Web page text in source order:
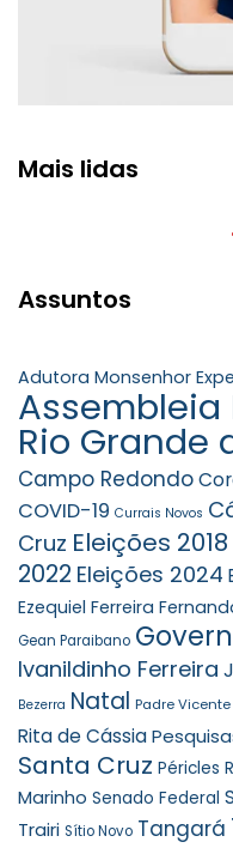
Mais lidas
Assuntos
Adutora Monsenhor
Rio Grande
Campo Redondo
COVID-19 Currais Novos
Cruz Eleições 2018
2022 Eleições 2024
Ezequiel Ferreira
Gean Paraibano
Ivanildinho Ferreira
Bezerra Natal Padre
Rita de Cássia
Santa Cruz Péricles
Marinho Senado Federal
Trairi Sítio Novo Tangará